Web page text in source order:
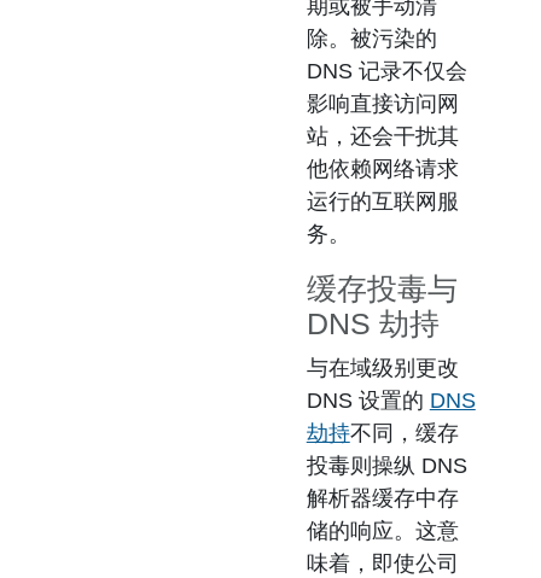
期或被手动清
除。被污染的
DNS 记录不仅会
影响直接访问网
站，还会干扰其
他依赖网络请求
运行的互联网服
务。
缓存投毒与
DNS 劫持
与在域级别更改
DNS 设置的 DNS
劫持不同，缓存
投毒则操纵 DNS
解析器缓存中存
储的响应。这意
味着，即使公司